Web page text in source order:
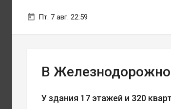
Пт. 7 авг. 22:59
В
У здания 17 этажей и 320